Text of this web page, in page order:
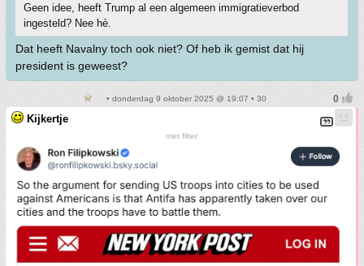
Geen idee, heeft Trump al een algemeen immigratieverbod
ingesteld? Nee hè.
Dat heeft Navalny toch ook niet? Of heb ik gemist dat hij
president is geweest?
• donderdag 9 oktober 2025 @ 19:07 • 30
Kijkertje
met filter